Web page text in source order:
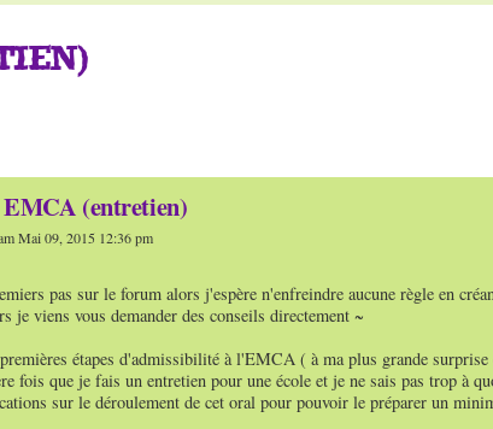
EMCA (entretien)
Mai 09, 2015 12:36 pm
pas sur le forum alors j'espère n'enfreindre aucune règle en
je viens vous demander des conseils directement ~
étapes d'admissibilité à l'EMCA ( à ma plus grande
fois que je fais un entretien pour une école et je ne sais pas trop à
sur le déroulement de cet oral pour pouvoir le préparer un